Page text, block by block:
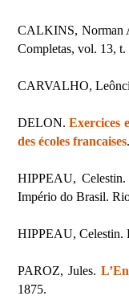
CALKINS, Norman
Completas, vol. 13, t.
CARVALHO,
DELON.Exercices
des écoles francaises
HIPPEAU, Celestin.
Império do Brasil.
HIPPEAU, Celestin.
PAROZ, Jules.
1875.